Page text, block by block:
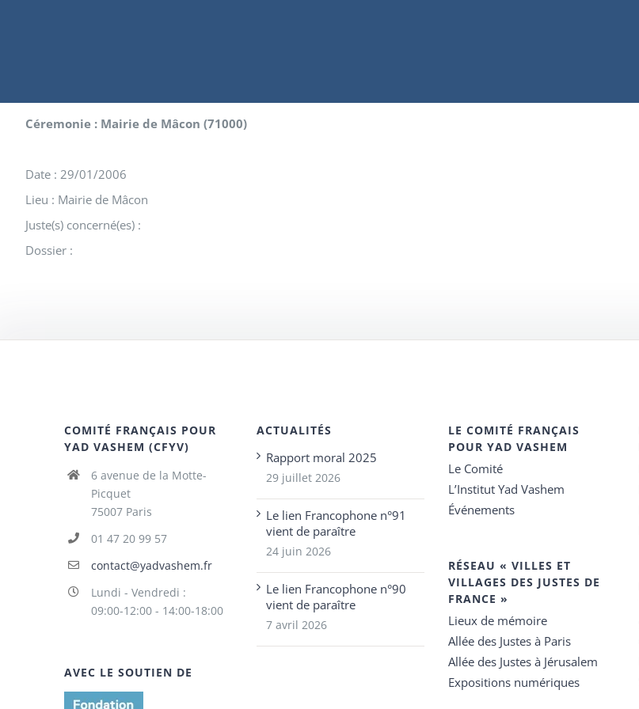
Céremonie : Mairie de Mâcon (71000)
Date : 29/01/2006
Lieu : Mairie de Mâcon
Juste(s) concerné(es) :
Dossier :
COMITÉ FRANÇAIS POUR
YAD VASHEM (CFYV)
6 avenue de la Motte-
Picquet
75007 Paris
01 47 20 99 57
contact@yadvashem.fr
Lundi - Vendredi :
09:00-12:00 - 14:00-18:00
AVEC LE SOUTIEN DE
ACTUALITÉS
Rapport moral 2025
29 juillet 2026
Le lien Francophone n°91
vient de paraître
24 juin 2026
Le lien Francophone n°90
vient de paraître
7 avril 2026
LE COMITÉ FRANÇAIS
POUR YAD VASHEM
Le Comité
L’Institut Yad Vashem
Événements
RÉSEAU « VILLES ET
VILLAGES DES JUSTES DE
FRANCE »
Lieux de mémoire
Allée des Justes à Paris
Allée des Justes à Jérusalem
Expositions numériques